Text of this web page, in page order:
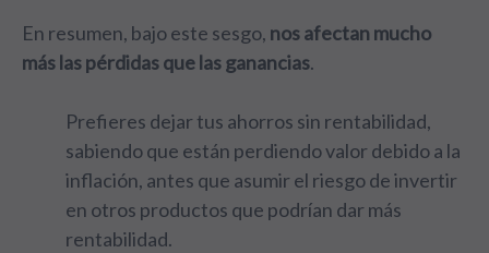
En resumen, bajo este sesgo, nos afectan mucho
más las pérdidas que las ganancias.
Prefieres dejar tus ahorros sin rentabilidad,
sabiendo que están perdiendo valor debido a la
inflación, antes que asumir el riesgo de invertir
en otros productos que podrían dar más
rentabilidad.